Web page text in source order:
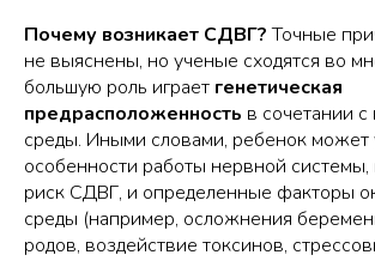
Почему возникает СДВГ?Точные
не выяснены, но ученые сходятся во
большую роль играет генетическая
предрасположенность в сочетании
среды. Иными словами, ребенок может
особенности работы нервной
риск СДВГ, и определенные факторы
среды (например, осложнения
родов, воздействие токсинов,